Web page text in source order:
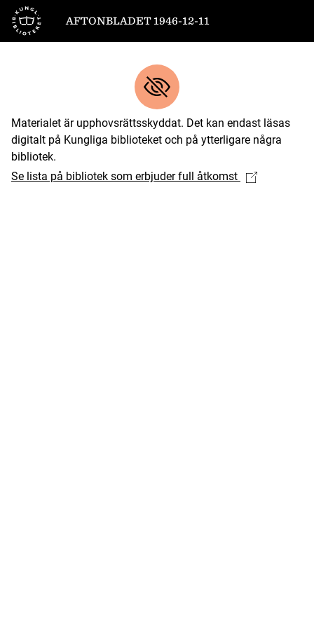
Till startsidan
AFTONBLADET 1946-12-11
Materialet är upphovsrättsskyddat. Det kan endast läsas
digitalt på Kungliga biblioteket och på ytterligare några
bibliotek.
Se lista på bibliotek som erbjuder full åtkomst